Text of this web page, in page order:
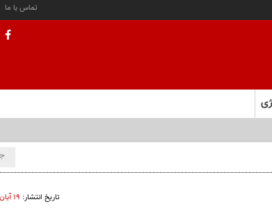
تماس با ما
تاریخ انتشار: ۱۹ آبان ۱۴۰۳ - ۲۱:۰۰